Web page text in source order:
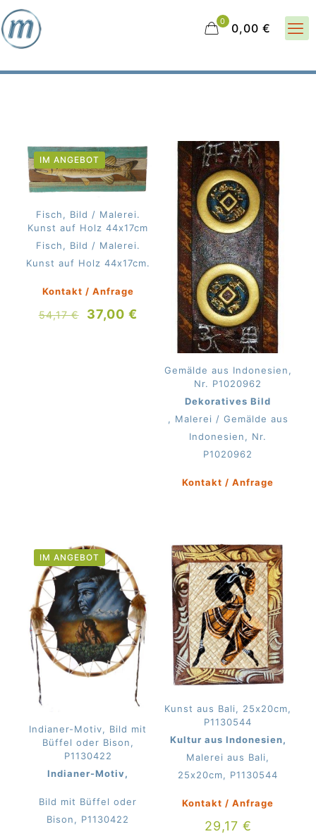
0 0,00 €
IM ANGEBOT
Fisch, Bild / Malerei.
Kunst auf Holz 44x17cm
Fisch, Bild / Malerei.
Kunst auf Holz 44x17cm.
Kontakt / Anfrage
54,17€
Ursprünglicher
37,00 € Aktueller
37,00 €.
Gemälde aus Indonesien,
Nr. P1020962
Dekoratives Bild
, Malerei / Gemälde aus
Indonesien, Nr.
P1020962
Kontakt / Anfrage
IM ANGEBOT
Indianer-Motiv, Bild mit
Büffel oder Bison,
P1130422
Indianer-Motiv,
Bild mit Büffel oder
Bison, P1130422
Kunst aus Bali, 25x20cm,
P1130544
Kultur aus Indonesien,
Malerei aus Bali,
25x20cm, P1130544
Kontakt / Anfrage
29,17 €